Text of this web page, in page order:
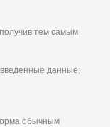
тем самым
данные;
обычным